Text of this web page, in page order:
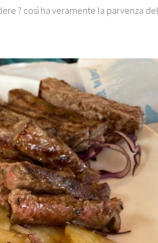
? così ha veramente la parvenza del